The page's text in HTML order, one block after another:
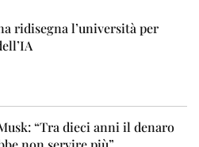
ridisegna l’università per
“Tra dieci anni il denaro